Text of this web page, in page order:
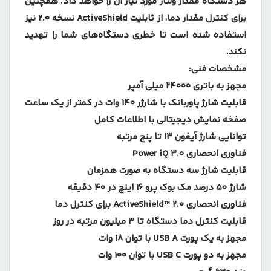
برای کنترل مقدار دما، از ثابلیت ActiveShield نسخه 2.0 نیز
استفاده شده است تا خطری دستگاه‌های شما را تهدید
نکند.
مشخصات فنی:
مجهز به باتری 24000 میلی آمپر
قابلیت شارژ پاوربانک با شارژر 140 وات در کمتر از یک ساعت
صفخه نمایش دیجیتالی با اطلاعات کامل
توانایی شارژ آیفون 13 تا پنج مرتبه
فناوری انحصاری Power iQ 3.0
قابلیت شارژ سه دستگاه به صورت همزمان
شارژ 50 درصد مک بوک پرو 16 اینچ در 40 دقیقه
فناوری انحصاری ActiveShield™ 2.0 برای کنترل دما
قابلیت کنترل دما دستگاه تا 3 میلیون مرتبه در روز
مجهز به یک پورت USB A با توان 18 وات
مجهز به دو پورت USB C با توان 100 وات